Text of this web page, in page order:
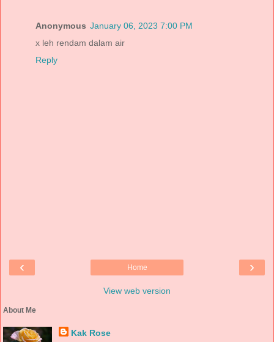
Anonymous January 06, 2023 7:00 PM
x leh rendam dalam air
Reply
‹ ›
Home
View web version
About Me
Kak Rose